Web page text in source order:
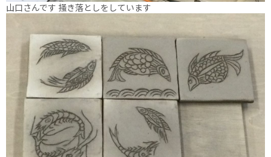
山口さんです 掻き落としをしています